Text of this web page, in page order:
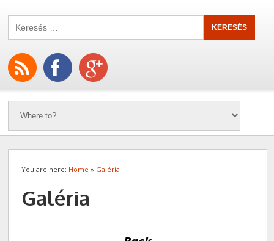
You are here: Home » Galéria
Galéria